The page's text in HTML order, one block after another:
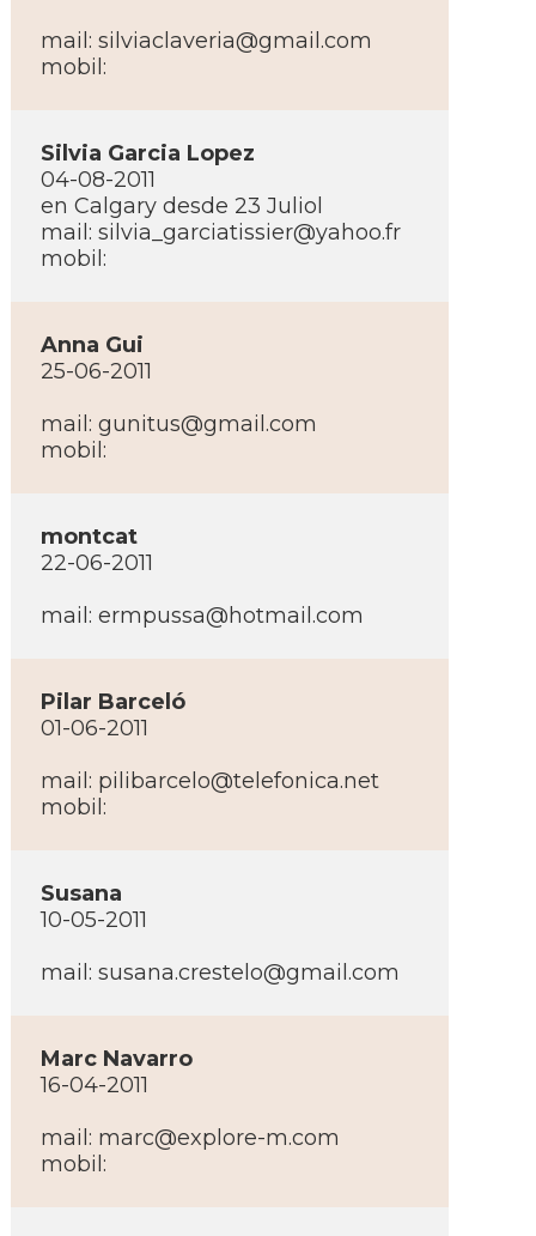
mail: silviaclaveria@gmail.com
mobil:
Silvia Garcia Lopez
04-08-2011
en Calgary desde 23 Juliol
mail: silvia_garciatissier@yahoo.fr
mobil:
Anna Gui
25-06-2011
mail: gunitus@gmail.com
mobil:
montcat
22-06-2011
mail: ermpussa@hotmail.com
Pilar Barceló
01-06-2011
mail: pilibarcelo@telefonica.net
mobil:
Susana
10-05-2011
mail: susana.crestelo@gmail.com
Marc Navarro
16-04-2011
mail: marc@explore-m.com
mobil: